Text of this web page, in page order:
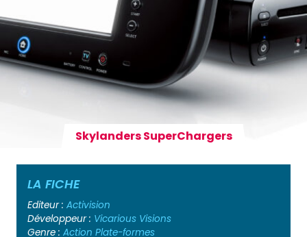
Skylanders SuperChargers
LA FICHE
Editeur : Activision
Développeur : Vicarious Visions
Genre : Action Plate-formes